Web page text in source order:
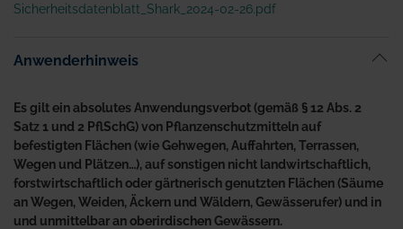
Sicherheitsdatenblatt_Shark_2024-02-26.pdf
Anwenderhinweis
Es gilt ein absolutes Anwendungsverbot (gemäß § 12 Abs. 2
Satz 1 und 2 PflSchG) von Pflanzenschutzmitteln auf
befestigten Flächen (wie Gehwegen, Auffahrten, Terrassen,
Wegen und Plätzen…), auf sonstigen nicht landwirtschaftlich,
forstwirtschaftlich oder gärtnerisch genutzten Flächen (Säume
an Wegen, Weiden, Äckern und Wäldern, Gewässerufer) und in
und unmittelbar an oberirdischen Gewässern.